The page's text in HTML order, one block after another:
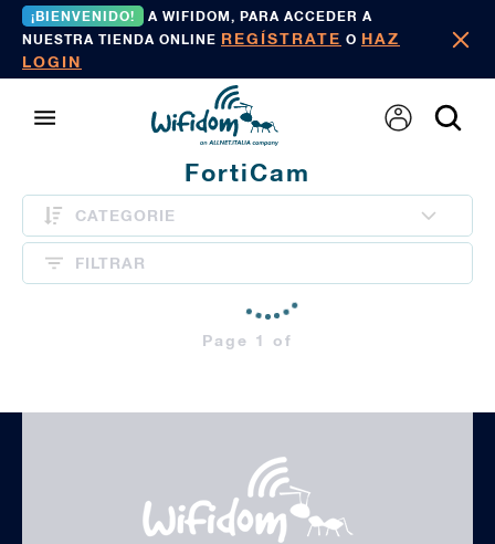
¡BIENVENIDO!
A WIFIDOM, PARA ACCEDER A
NUESTRA TIENDA ONLINE REGÍSTRATE O HAZ
LOGIN
FortiCam
CATEGORIE
FILTRAR
Page 1 of